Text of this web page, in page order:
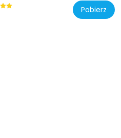
Pobierz